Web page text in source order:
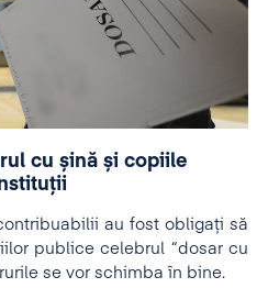
cu șină și copiile
au fost obligați să
publice celebrul “dosar cu
se vor schimba în bine.